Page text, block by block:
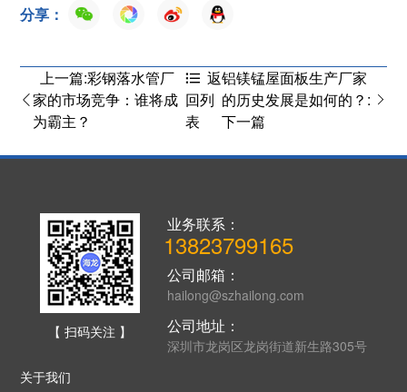
分享：
上一篇:彩钢落水管厂
家的市场竞争：谁将成
为霸主？
返
回列
表
铝镁锰屋面板生产厂家
的历史发展是如何的？:
下一篇
【 扫码关注 】
业务联系：
13823799165
公司邮箱：
hailong@szhailong.com
公司地址：
深圳市龙岗区龙岗街道新生路305号
关于我们